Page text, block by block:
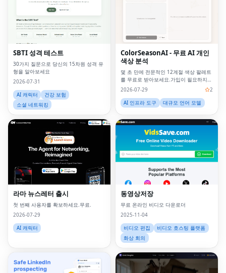
SBTI 성격 테스트
30가지 질문으로 당신의 15차원 성격 유
형을 알아보세요
2026-07-31
AI 캐릭터
건강 보험
소셜 네트워킹
ColorSeasonAI - 무료 AI 개인
색상 분석
몇 초 만에 전문적인 12계절 색상 팔레트
를 무료로 받아보세요.가입이 필요하지
않습니다!
2026-07-29
2
AI 인프라 도구
대규모 언어 모델
라마 뉴스레터 출시
첫 번째 사용자를 확보하세요.무료.
2026-07-29
AI 캐릭터
동영상저장
무료 온라인 비디오 다운로더
2025-11-04
비디오 편집
비디오 호스팅 플랫폼
화상 회의